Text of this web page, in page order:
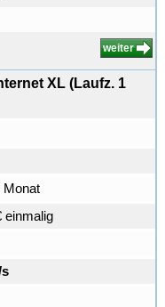
weiter
XL (Laufz. 1
Monat
einmalig